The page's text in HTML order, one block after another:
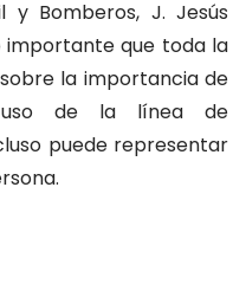
y Bomberos, J. Jesús
importante que toda la
la importancia de
uso de la línea de
puede representar